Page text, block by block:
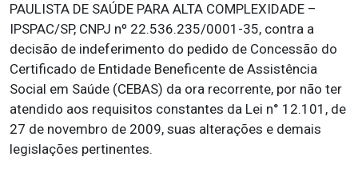
PAULISTA DE SAÚDE PARA ALTA COMPLEXIDADE –
IPSPAC/SP, CNPJ nº 22.536.235/0001-35, contra a
decisão de indeferimento do pedido de Concessão do
Certificado de Entidade Beneficente de Assistência
Social em Saúde (CEBAS) da ora recorrente, por não ter
atendido aos requisitos constantes da Lei n° 12.101, de
27 de novembro de 2009, suas alterações e demais
legislações pertinentes.